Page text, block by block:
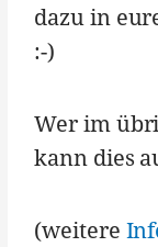
dazu in
:-)
Wer im
kann dies
(weitere